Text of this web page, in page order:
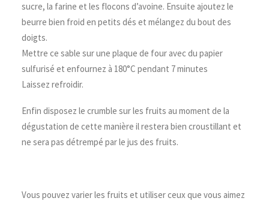
sucre, la farine et les flocons d’avoine. Ensuite ajoutez le
beurre bien froid en petits dés et mélangez du bout des
doigts.
Mettre ce sable sur une plaque de four avec du papier
sulfurisé et enfournez à 180°C pendant 7 minutes
Laissez refroidir.
Enfin disposez le crumble sur les fruits au moment de la
dégustation de cette manière il restera bien croustillant et
ne sera pas détrempé par le jus des fruits.
Vous pouvez varier les fruits et utiliser ceux que vous aimez